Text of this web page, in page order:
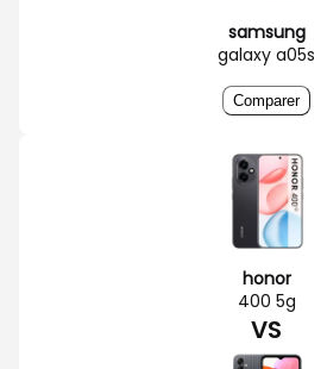
samsung
galaxy a05s
Comparer
honor
400 5g
VS